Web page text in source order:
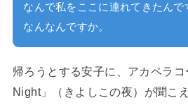
なんで私をここに連れてきたんで
なんなんですか。
帰ろうとする安子に、アカペラ
Night」（きよしこの夜）が聞こ